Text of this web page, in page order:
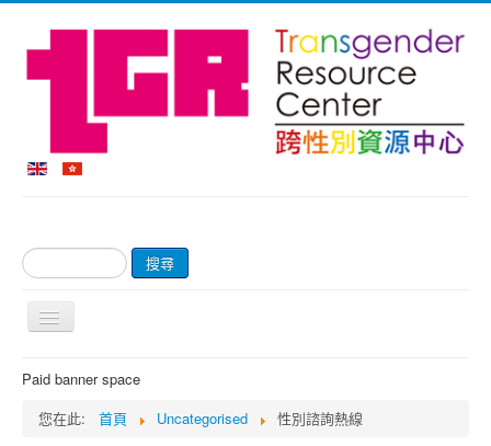
搜
尋...
搜尋
切
覽
首頁
關於我們
Paid banner space
您在此:
首頁 Uncategorised 性別諮詢熱線